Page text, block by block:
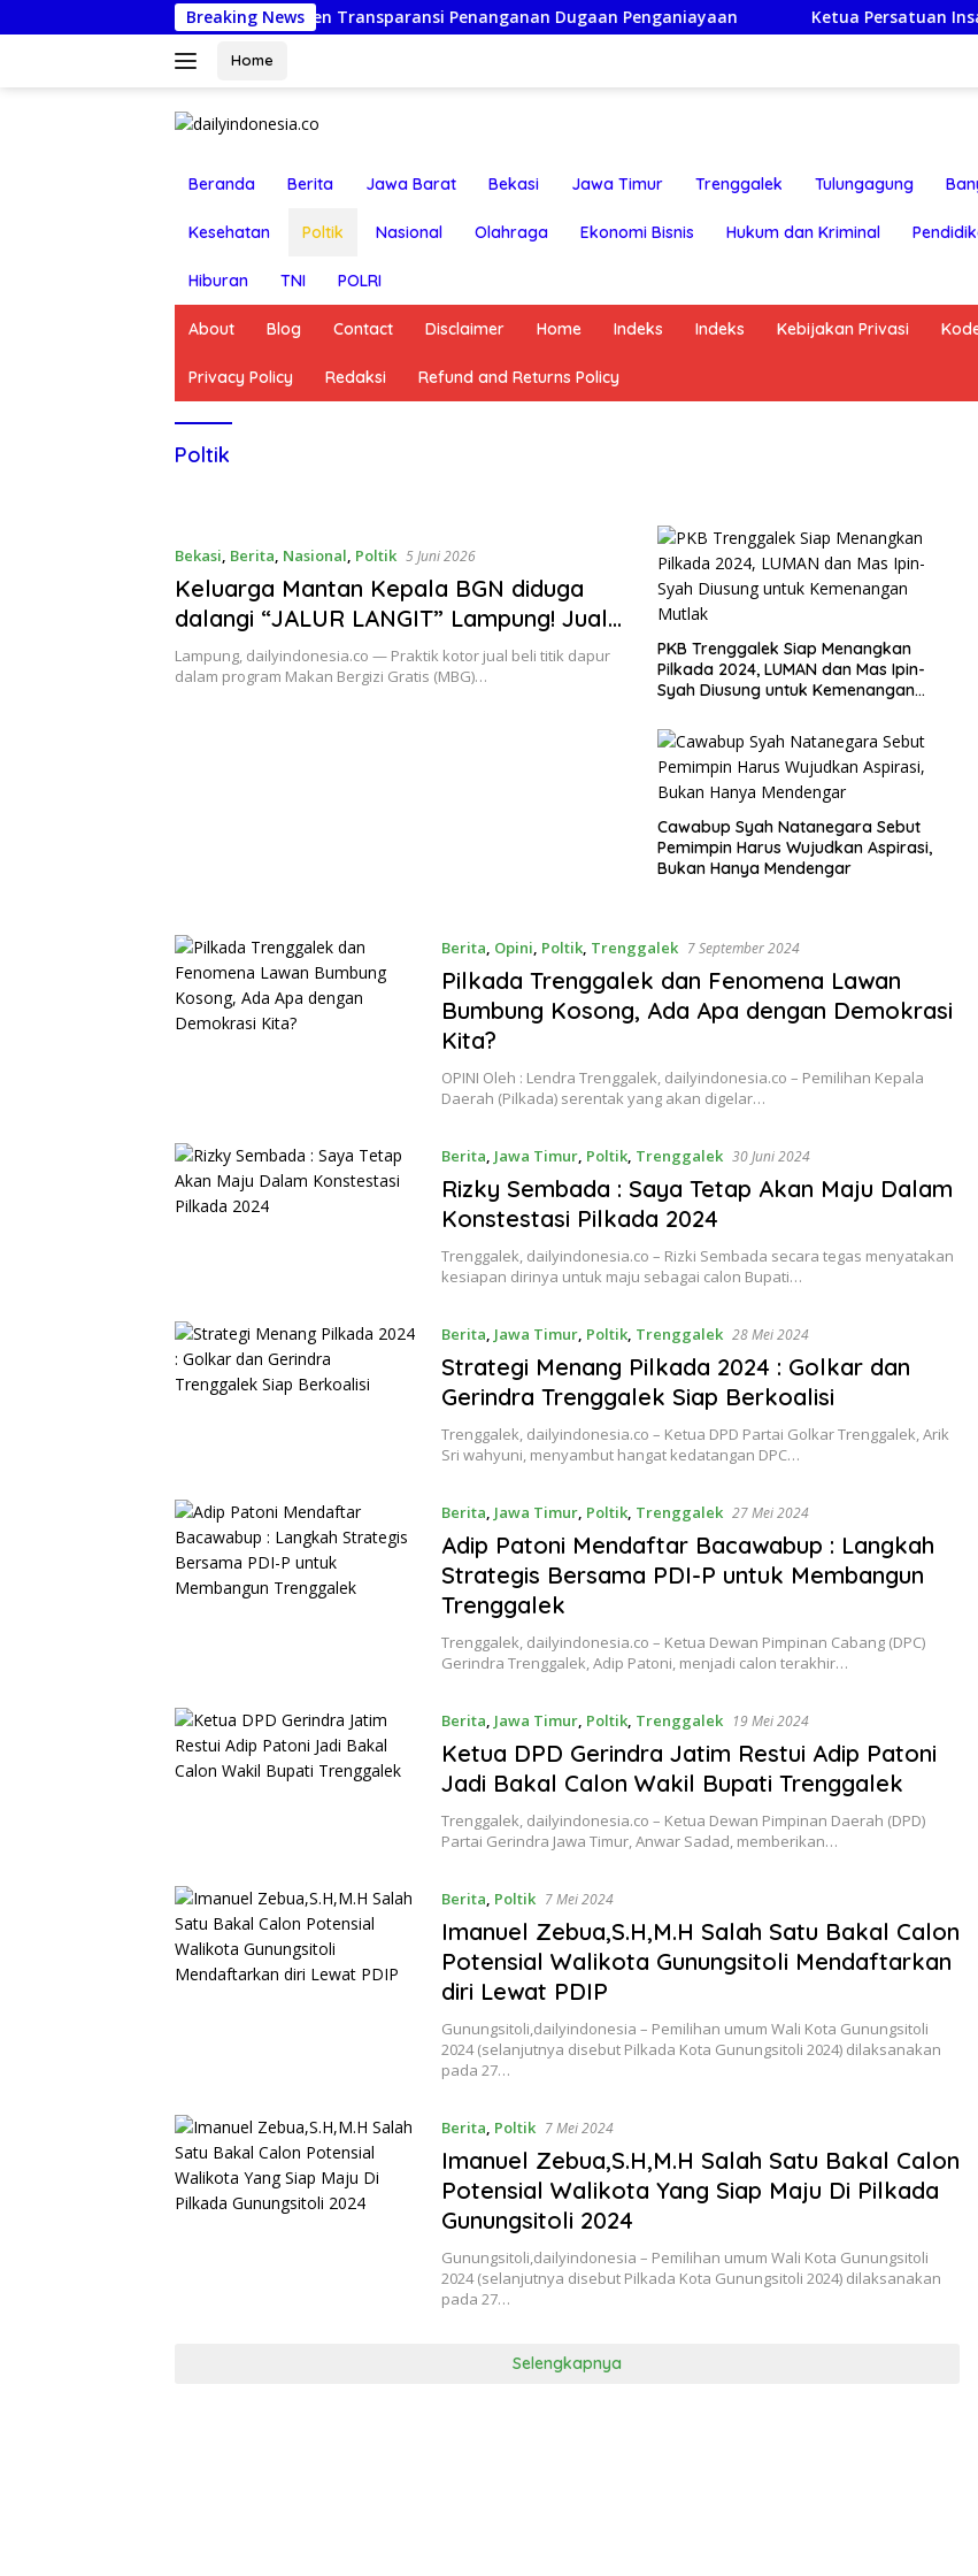
ke
Breaking News
Beji, Wujud Komitmen Transparansi Penanganan Dugaan Penganiayaan Ketua Persatuan Insan Jurnalis
Home
Beranda Berita Jawa Barat Bekasi Jawa Timur Trenggalek Tulungagung
Kesehatan Poltik Nasional Olahraga Ekonomi Bisnis Hukum dan Kriminal
Hiburan TNI POLRI
About Blog Contact Disclaimer Home Indeks Indeks Kebijakan Privasi
Privacy Policy Redaksi Refund and Returns Policy
Poltik
Bekasi, Berita, Nasional, Poltik 5 Juni 2026
Keluarga Mantan Kepala BGN diduga
dalangi “JALUR LANGIT” Lampung! Jual
Beli Titik Dapur MBG Terstruktur, Ketum
PWDPI Desak Kejagung Periksa Zv & Ed
Lampung, dailyindonesia.co — Praktik kotor jual beli titik dapur
dalam program Makan Bergizi Gratis (MBG)…
PKB Trenggalek Siap Menangkan
Pilkada 2024, LUMAN dan Mas Ipin-
Syah Diusung untuk Kemenangan
Cawabup Syah Natanegara Sebut
Pemimpin Harus Wujudkan Aspirasi,
Bukan Hanya Mendengar
Berita, Opini, Poltik, Trenggalek 7 September 2024
Pilkada Trenggalek dan Fenomena Lawan
Bumbung Kosong, Ada Apa dengan Demokrasi
Kita?
OPINI Oleh : Lendra Trenggalek, dailyindonesia.co – Pemilihan Kepala
Daerah (Pilkada) serentak yang akan digelar…
Berita, Jawa Timur, Poltik, Trenggalek 30 Juni 2024
Rizky Sembada : Saya Tetap Akan Maju Dalam
Konstestasi Pilkada 2024
Trenggalek, dailyindonesia.co – Rizki Sembada secara tegas menyatakan
kesiapan dirinya untuk maju sebagai calon Bupati…
Berita, Jawa Timur, Poltik, Trenggalek 28 Mei 2024
Strategi Menang Pilkada 2024 : Golkar dan
Gerindra Trenggalek Siap Berkoalisi
Trenggalek, dailyindonesia.co – Ketua DPD Partai Golkar Trenggalek, Arik
Sri wahyuni, menyambut hangat kedatangan DPC…
Berita, Jawa Timur, Poltik, Trenggalek 27 Mei 2024
Adip Patoni Mendaftar Bacawabup : Langkah
Strategis Bersama PDI-P untuk Membangun
Trenggalek
Trenggalek, dailyindonesia.co – Ketua Dewan Pimpinan Cabang (DPC)
Gerindra Trenggalek, Adip Patoni, menjadi calon terakhir…
Berita, Jawa Timur, Poltik, Trenggalek 19 Mei 2024
Ketua DPD Gerindra Jatim Restui Adip Patoni
Jadi Bakal Calon Wakil Bupati Trenggalek
Trenggalek, dailyindonesia.co – Ketua Dewan Pimpinan Daerah (DPD)
Partai Gerindra Jawa Timur, Anwar Sadad, memberikan…
Berita, Poltik 7 Mei 2024
Imanuel Zebua,S.H,M.H Salah Satu Bakal Calon
Potensial Walikota Gunungsitoli Mendaftarkan
diri Lewat PDIP
Gunungsitoli,dailyindonesia – Pemilihan umum Wali Kota Gunungsitoli
2024 (selanjutnya disebut Pilkada Kota Gunungsitoli 2024) dilaksanakan
pada 27…
Berita, Poltik 7 Mei 2024
Imanuel Zebua,S.H,M.H Salah Satu Bakal Calon
Potensial Walikota Yang Siap Maju Di Pilkada
Gunungsitoli 2024
Gunungsitoli,dailyindonesia – Pemilihan umum Wali Kota Gunungsitoli
2024 (selanjutnya disebut Pilkada Kota Gunungsitoli 2024) dilaksanakan
pada 27…
Selengkapnya